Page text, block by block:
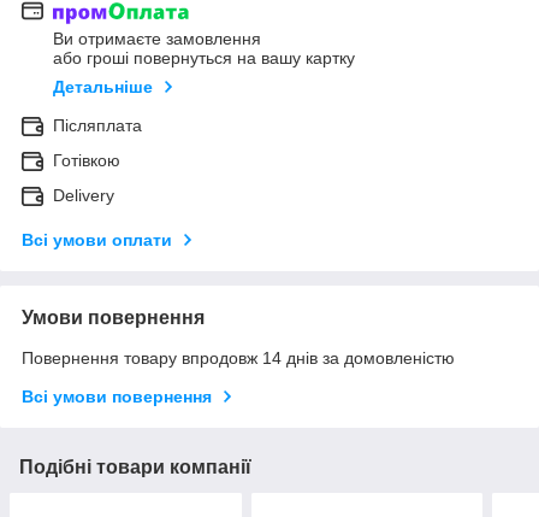
Ви отримаєте замовлення
або гроші повернуться на вашу картку
Детальніше
Післяплата
Готівкою
Delivery
Всі умови оплати
Умови повернення
Повернення товару впродовж 14 днів за домовленістю
Всі умови повернення
Подібні товари компанії